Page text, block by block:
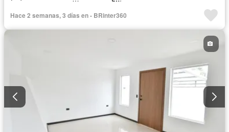
Hace 2 semanas, 3 días en - BRinter360